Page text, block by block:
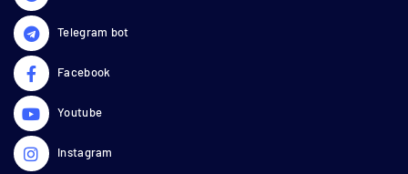
Telegram bot
Facebook
Youtube
Instagram